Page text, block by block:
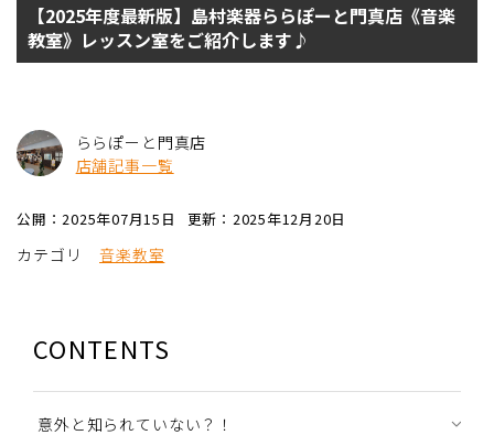
【2025年度最新版】島村楽器ららぽーと門真店《音楽
教室》レッスン室をご紹介します♪
ららぽーと門真店
店舗記事一覧
公開：2025年07月15日 更新：2025年12月20日
カテゴリ 音楽教室
CONTENTS
意外と知られていない？！